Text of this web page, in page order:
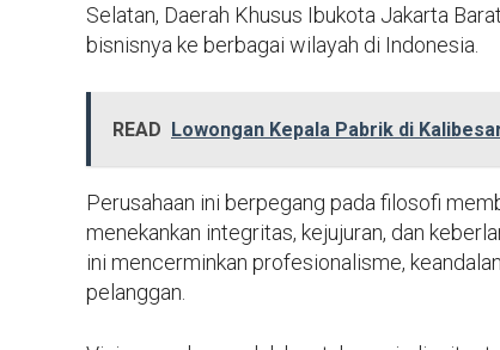
Selatan, Daerah Khusus Ibukota Jakarta
bisnisnya ke berbagai wilayah di Indonesia.
READ Lowongan Kepala Pabrik di
Perusahaan ini berpegang pada filosofi
menekankan integritas, kejujuran, dan
ini mencerminkan profesionalisme,
pelanggan.